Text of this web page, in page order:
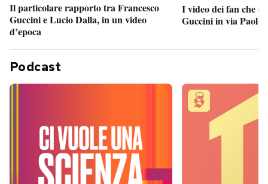
Il particolare rapporto tra Francesco
Guccini e Lucio Dalla, in un video
d’epoca
I video dei fan che
Guccini in via Paolo
Podcast